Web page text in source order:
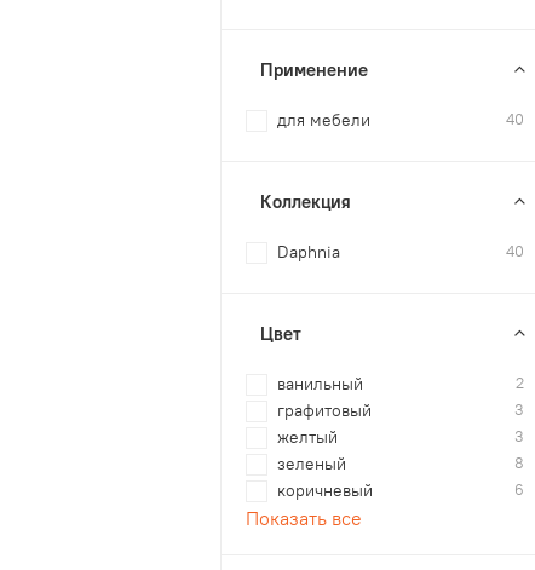
Применение
для мебели 40
Коллекция
Daphnia 40
Цвет
ванильный 2
графитовый 3
желтый 3
зеленый 8
коричневый 6
Показать все